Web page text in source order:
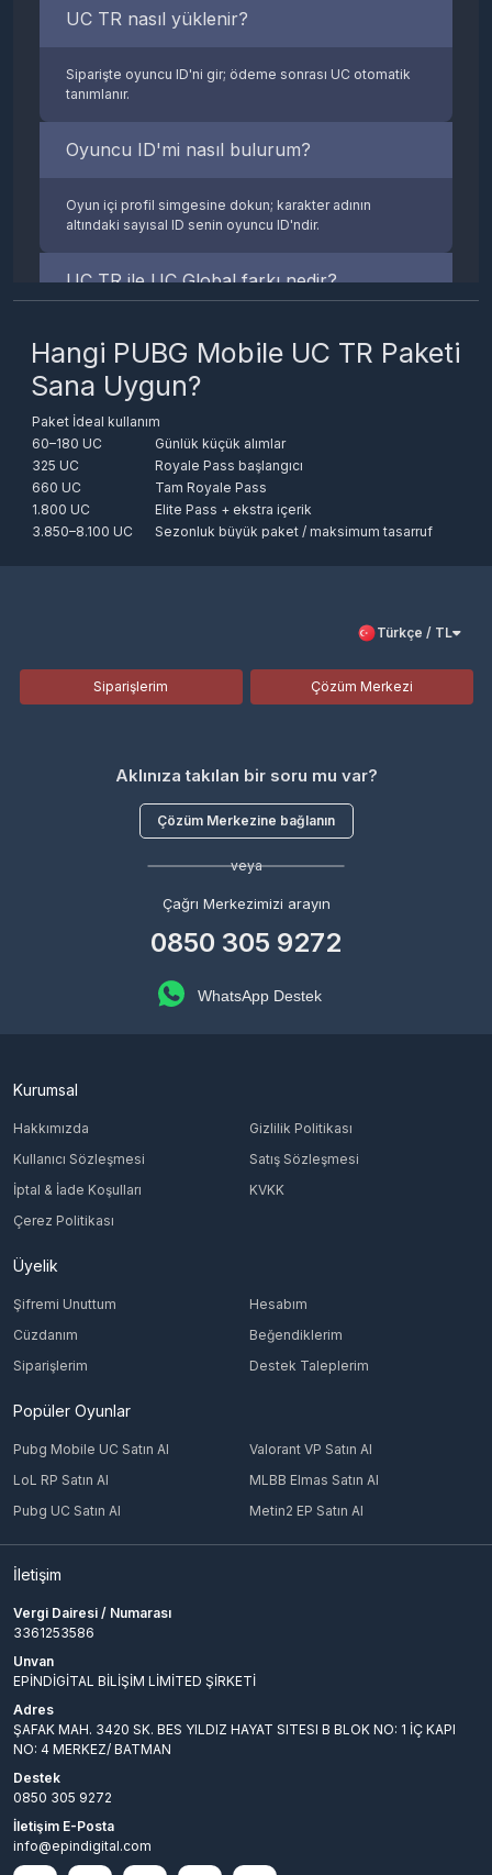
UC TR nasıl yüklenir?
Siparişte oyuncu ID'ni gir; ödeme sonrası UC otomatik
tanımlanır.
Oyuncu ID'mi nasıl bulurum?
Oyun içi profil simgesine dokun; karakter adının
altındaki sayısal ID senin oyuncu ID'ndir.
UC TR ile UC Global farkı nedir?
Global kullanmalıdır. Yanlış seçim teslimatı aksatır.
Ne kadar sürede gelir?
Genelde birkaç dakika; yoğun dönemde 15-30 dk.
UC ile ne alınır?
UC farklı hesaba gidebilir; sorun olursa 7/24 destekle
Hangi PUBG Mobile UC TR Paketi
Sana Uygun?
Paket İdeal kullanım
60–180 UC
Günlük küçük alımlar
325 UC
Royale Pass başlangıcı
660 UC
Tam Royale Pass
1.800 UC
Elite Pass + ekstra içerik
3.850–8.100 UC
Sezonluk büyük paket / maksimum tasarruf
Türkçe / TL
Siparişlerim Çözüm Merkezi
Aklınıza takılan bir soru mu var?
Çözüm Merkezine bağlanın
veya
Çağrı Merkezimizi arayın
0850 305 9272
WhatsApp Destek
Kurumsal
Hakkımızda
Gizlilik Politikası
Kullanıcı Sözleşmesi
Satış Sözleşmesi
İptal & İade Koşulları
KVKK
Çerez Politikası
Üyelik
Şifremi Unuttum
Hesabım
Cüzdanım
Beğendiklerim
Siparişlerim
Destek Taleplerim
Popüler Oyunlar
Pubg Mobile UC Satın Al
Valorant VP Satın Al
LoL RP Satın Al
MLBB Elmas Satın Al
Pubg UC Satın Al
Metin2 EP Satın Al
İletişim
Vergi Dairesi / Numarası
3361253586
Unvan
EPİNDİGİTAL BİLİŞİM LİMİTED ŞİRKETİ
Adres
ŞAFAK MAH. 3420 SK. BES YILDIZ HAYAT SITESI B BLOK NO: 1 İÇ KAPI
NO: 4 MERKEZ/ BATMAN
Destek
0850 305 9272
İletişim E-Posta
info@epindigital.com